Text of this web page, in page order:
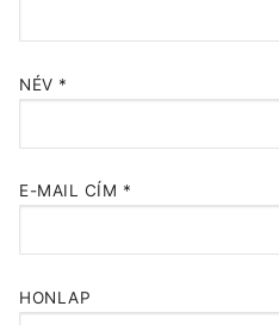
NÉV *
E-MAIL CÍM *
HONLAP